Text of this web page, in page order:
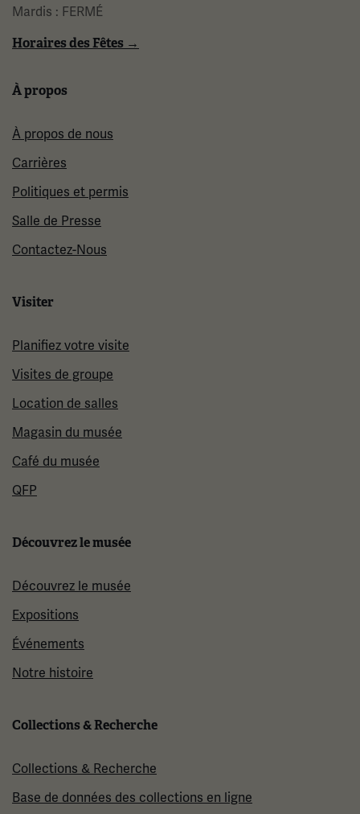
Mardis : FERMÉ
Horaires des Fêtes →
À propos
À propos de nous
Carrières
Politiques et permis
Salle de Presse
Contactez-Nous
Visiter
Planifiez votre visite
Visites de groupe
Location de salles
Magasin du musée
Café du musée
QFP
Découvrez le musée
Découvrez le musée
Expositions
Événements
Notre histoire
Collections & Recherche
Collections & Recherche
Base de données des collections en ligne